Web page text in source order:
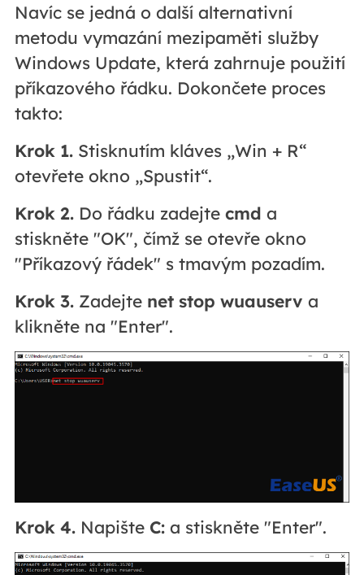
Navíc se jedná o další alternativní
metodu vymazání mezipaměti služby
Windows Update, která zahrnuje použití
příkazového řádku. Dokončete proces
takto:
Krok 1.Stisknutím kláves „Win + R“
otevřete okno „Spustit“.
Krok 2.Do řádku zadejte cmd a
stiskněte "OK", čímž se otevře okno
"Příkazový řádek" s tmavým pozadím.
Krok 3.Zadejte net stop wuauserv a
klikněte na "Enter".
Krok 4.Napište C:a stiskněte "Enter".